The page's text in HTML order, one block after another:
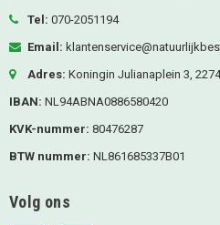
Tel: 070-2051194
Email:
Adres: Koningin Julianaplein 3,
IBAN: NL94ABNA0886580420
KVK-nummer: 80476287
BTW nummer: NL861685337B01
Volg ons